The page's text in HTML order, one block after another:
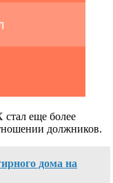
еще более
должников.
дома на